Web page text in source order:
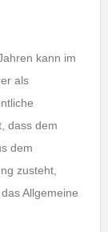
kann im
als
dass dem
dem
zusteht,
Allgemeine